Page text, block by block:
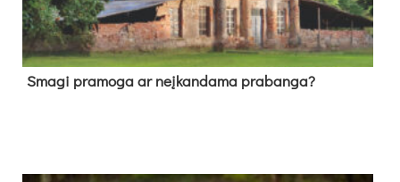
Sma­gi pra­mo­ga ar neį­kan­da­ma pra­ban­ga?